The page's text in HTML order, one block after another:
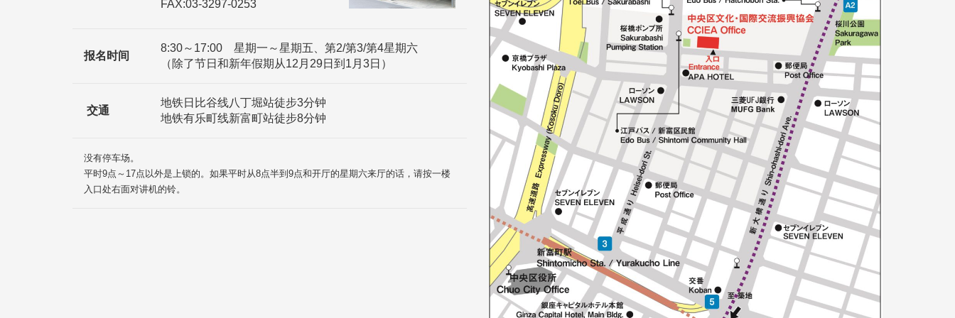
FAX:03-3297-0253
报名时间
8:30～17:00 星期一～星期五、第2/第3/第4星期六
（除了节日和新年假期从12月29日到1月3日）
交通
地铁日比谷线八丁堀站徒步3分钟
地铁有乐町线新富町站徒步8分钟
没有停车场。
平时9点～17点以外是上锁的。如果平时从8点半到9点和开厅的星期六来厅的话，请按一楼
入口处右面对讲机的铃。